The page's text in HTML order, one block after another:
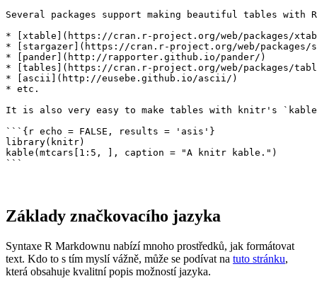
Several packages support making beautiful tables with
* [xtable](https://cran.r-project.org/web/packages/
* [stargazer](https://cran.r-project.org/web/packages/
* [pander](http://rapporter.github.io/pander/)
* [tables](https://cran.r-project.org/web/packages/
* [ascii](http://eusebe.github.io/ascii/)
* etc.
It is also very easy to make tables with knitr's
```{r echo = FALSE, results = 'asis'}
library(knitr)
kable(mtcars[1:5, ], caption = "A knitr kable.")
```
Základy značkovacího jazyka
Syntaxe R Markdownu nabízí mnoho prostředků, jak formátovat
text. Kdo to s tím myslí vážně, může se podívat na tuto stránku,
která obsahuje kvalitní popis možností jazyka.